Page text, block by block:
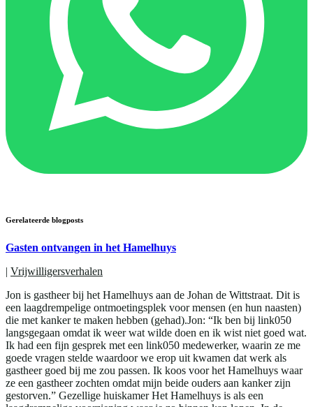
Gerelateerde blogposts
Gasten ontvangen in het Hamelhuys
| Vrijwilligersverhalen
Jon is gastheer bij het Hamelhuys aan de Johan de Wittstraat. Dit is
een laagdrempelige ontmoetingsplek voor mensen (en hun naasten)
die met kanker te maken hebben (gehad).Jon: “Ik ben bij link050
langsgegaan omdat ik weer wat wilde doen en ik wist niet goed wat.
Ik had een fijn gesprek met een link050 medewerker, waarin ze me
goede vragen stelde waardoor we erop uit kwamen dat werk als
gastheer goed bij me zou passen. Ik koos voor het Hamelhuys waar
ze een gastheer zochten omdat mijn beide ouders aan kanker zijn
gestorven.” Gezellige huiskamer Het Hamelhuys is als een